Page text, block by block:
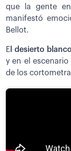
que la gente
manifestó
Bellot.
E l desierto
y en el
de los